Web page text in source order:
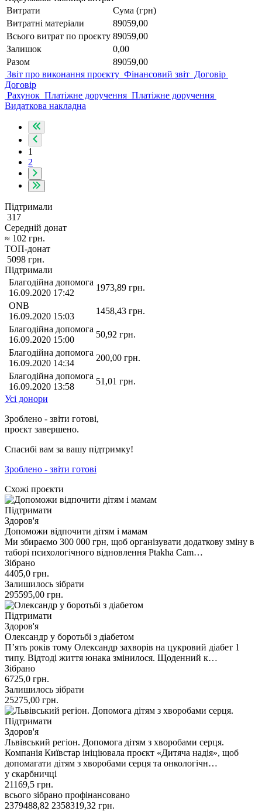
Витрати
Сума (грн)
Витратні матеріали
89059,00
Всього витрат по проєкту 89059,00
Залишок
0,00
Разом
89059,00
Звіт про виконання проєкту Фінансовий звіт Договір
Договір
Рахунок Платіжне доручення Платіжне доручення
Видаткова накладна
1
2
Підтримали
317
Середній донат
≈ 102 грн.
ТОП-донат
5098 грн.
Підтримали
Благодійна допомога
16.09.2020 17:42
1973,89 грн.
ONB
16.09.2020 15:03
1458,43 грн.
Благодійна допомога
16.09.2020 15:00
50,92 грн.
Благодійна допомога
16.09.2020 14:34
200,00 грн.
Благодійна допомога
16.09.2020 13:58
51,01 грн.
Усі донори
Зроблено - звіти готові,
проєкт завершено.
Спасибі вам за вашу підтримку!
Зроблено - звіти готові
Схожі проєкти
Підтримати
Здоров'я
Допоможи відпочити дітям і мамам
Ми збираємо 300 000 грн, щоб організувати додаткову зміну в
таборі психологічного відновлення Ptakha Cam…
Зібрано
4405,0 грн.
Залишилось зібрати
295595,00 грн.
Підтримати
Здоров'я
Олександр у боротьбі з діабетом
П’ять років тому Олександр захворів на цукровий діабет 1
типу. Відтоді життя юнака змінилося. Щоденний к…
Зібрано
6725,0 грн.
Залишилось зібрати
25275,00 грн.
Підтримати
Здоров'я
Львівський регіон. Допомога дітям з хворобами серця.
Компанія Київстар ініціювала проєкт «Дитяча надія», щоб
допомагати дітям з хворобами серця та онкологічн…
у скарбничці
21169,5 грн.
всього зібрано профінансовано
2379488,82 2358319,32 грн.